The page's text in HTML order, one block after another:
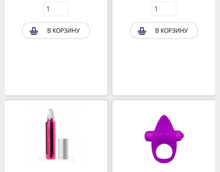
В КОРЗИНУ В КОРЗИНУ